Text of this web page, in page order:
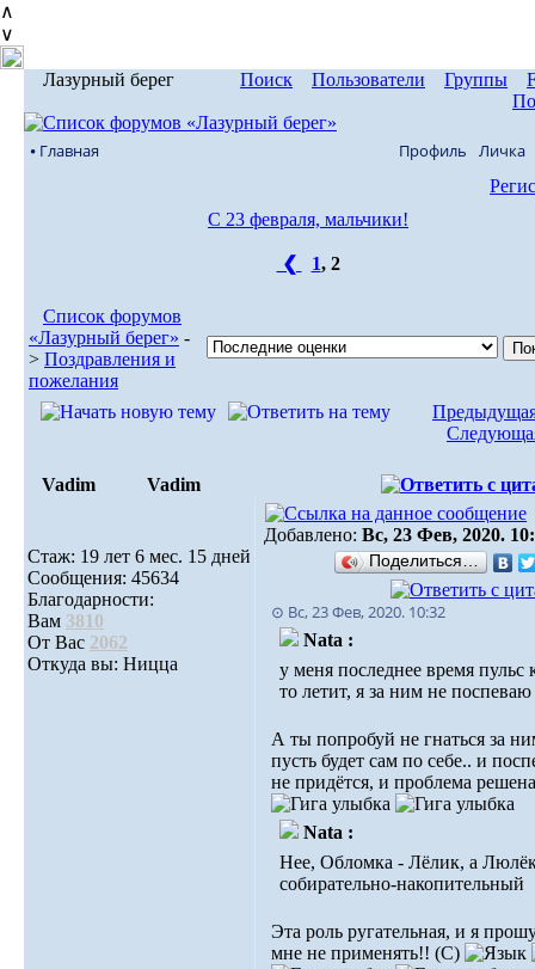
∧
∨
Лазурный берег Поиск Пользователи Группы
⦁ Главная Профиль Личка
С 23 февраля, мальчики!
❮ 1, 2
Список форумов
«Лазурный берег» -
> Поздравления и
пожелания
Vadim Vadim
Стаж: 19 лет 6 мес. 15 дней
Сообщения: 45634
Благодарности:
Вам 3810
От Вас 2062
Откуда вы: Ницца
Добавлено: Вс, 23 Фев, 2020.
Поделиться…
⊙ Вс, 23 Фев, 2020. 10:32
Nata :
у меня последнее время пульс
то летит, я за ним не поспеваю
А ты попробуй не гнаться за
пусть будет сам по себе.. и
не придётся, и проблема
Nata :
Нее, Обломка - Лёлик, а
собирательно-накопительный
Эта роль ругательная, и я
мне не применять!! (С)